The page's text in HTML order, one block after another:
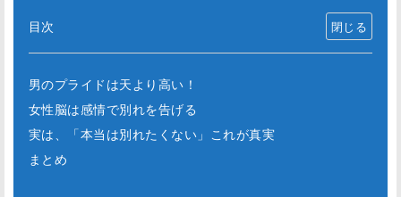
目次
男のプライドは天より高い！
女性脳は感情で別れを告げる
実は、「本当は別れたくない」これが真実
まとめ